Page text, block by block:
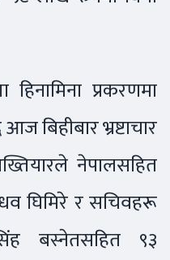
प्रकरणमा
बिहीबार भ्रष्टाचार
नेपालसहित
घिमिरे र सचिवहरू
बस्नेतसहित ९३